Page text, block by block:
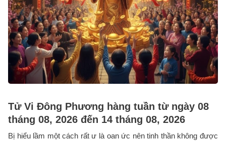
Tử Vi Đông Phương hàng tuần từ ngày 08
tháng 08, 2026 đến 14 tháng 08, 2026
Bị hiểu lầm một cách rất ư là oan ức nên tinh thần không được